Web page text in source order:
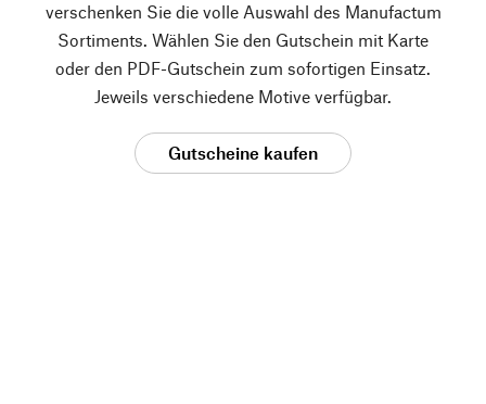
verschenken Sie die volle Auswahl des Manufactum
Sortiments. Wählen Sie den Gutschein mit Karte
oder den PDF-Gutschein zum sofortigen Einsatz.
Jeweils verschiedene Motive verfügbar.
Gutscheine kaufen